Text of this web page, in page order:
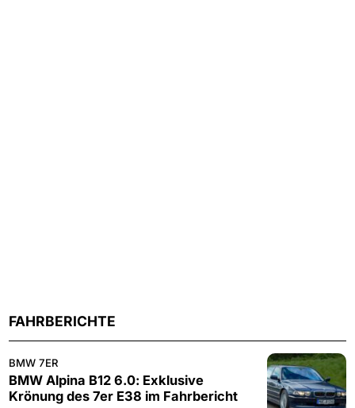
FAHRBERICHTE
BMW 7ER
BMW Alpina B12 6.0: Exklusive
Krönung des 7er E38 im Fahrbericht